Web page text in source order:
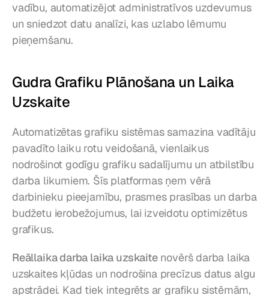
vadību, automatizējot administratīvos uzdevumus
un sniedzot datu analīzi, kas uzlabo lēmumu
pieņemšanu.
Gudra Grafiku Plānošana un Laika
Uzskaite
Automatizētas grafiku sistēmas samazina vadītāju
pavadīto laiku rotu veidošanā, vienlaikus
nodrošinot godīgu grafiku sadalījumu un atbilstību
darba likumiem. Šīs platformas ņem vērā
darbinieku pieejamību, prasmes prasības un darba
budžetu ierobežojumus, lai izveidotu optimizētus
grafikus.
Reāllaika darba laika uzskaite novērš darba laika
uzskaites kļūdas un nodrošina precīzus datus algu
apstrādei. Kad tiek integrēts ar grafiku sistēmām,